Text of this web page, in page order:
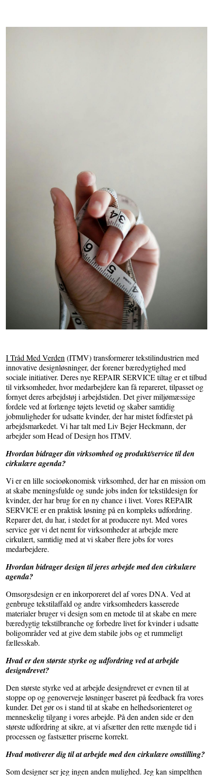
I Tråd Med Verden (ITMV) transformerer tekstilindustrien med
innovative designløsninger, der forener bæredygtighed med
sociale initiativer. Deres nye REPAIR SERVICE tiltag er et tilbud
til virksomheder, hvor medarbejdere kan få repareret, tilpasset og
fornyet deres arbejdstøj i arbejdstiden. Det giver miljømæssige
fordele ved at forlænge tøjets levetid og skaber samtidig
jobmuligheder for udsatte kvinder, der har mistet fodfæstet på
arbejdsmarkedet. Vi har talt med Liv Bejer Heckmann, der
arbejder som Head of Design hos ITMV.
Hvordan bidrager din virksomhed og produkt/service til den
cirkulære agenda?
Vi er en lille socioøkonomisk virksomhed, der har en mission om
at skabe meningsfulde og sunde jobs inden for tekstildesign for
kvinder, der har brug for en ny chance i livet. Vores REPAIR
SERVICE er en praktisk løsning på en kompleks udfordring.
Reparer det, du har, i stedet for at producere nyt. Med vores
service gør vi det nemt for virksomheder at arbejde mere
cirkulært, samtidig med at vi skaber flere jobs for vores
medarbejdere.
Hvordan bidrager design til jeres arbejde med den cirkulære
agenda?
Omsorgsdesign er en inkorporeret del af vores DNA. Ved at
genbruge tekstilaffald og andre virksomheders kasserede
materialer bruger vi design som en metode til at skabe en mere
bæredygtig tekstilbranche og forbedre livet for kvinder i udsatte
boligområder ved at give dem stabile jobs og et rummeligt
fællesskab.
Hvad er den største styrke og udfordring ved at arbejde
designdrevet?
Den største styrke ved at arbejde designdrevet er evnen til at
stoppe op og genoverveje løsninger baseret på feedback fra vores
kunder. Det gør os i stand til at skabe en helhedsorienteret og
menneskelig tilgang i vores arbejde. På den anden side er den
største udfordring at sikre, at vi afsætter den rette mængde tid i
processen og fastsætter priserne korrekt.
Hvad motiverer dig til at arbejde med den cirkulære omstilling?
Som designer ser jeg ingen anden mulighed. Jeg kan simpelthen